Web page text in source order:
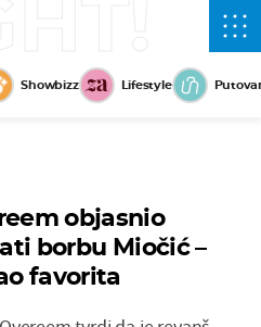
Showbizz Lifestyle
objasnio
borbu Miočić –
favorita